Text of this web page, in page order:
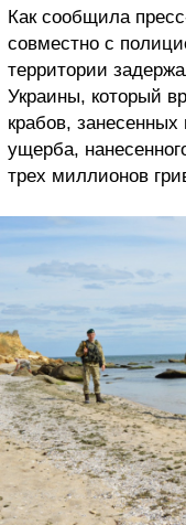
Как сообщила
совместно с
территории
Украины, который
крабов,
ущерба,
трех миллионов